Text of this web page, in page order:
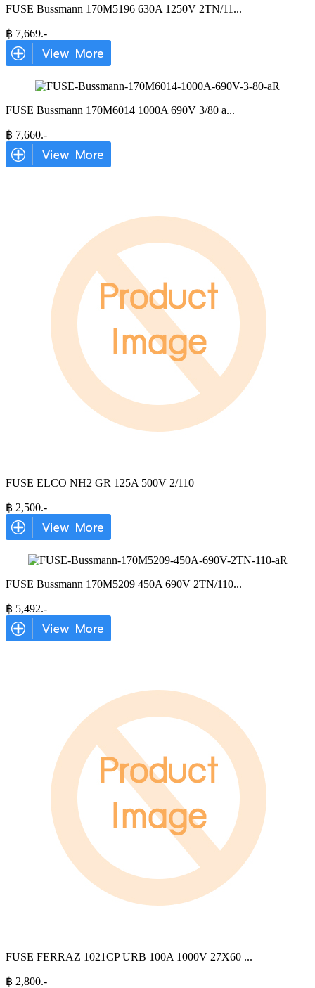
FUSE Bussmann 170M5196 630A 1250V 2TN/11 ...
฿ 7,669.-
FUSE Bussmann 170M6014 1000A 690V 3/80 a...
฿ 7,660.-
FUSE ELCO NH2 GR 125A 500V 2/110
฿ 2,500.-
FUSE Bussmann 170M5209 450A 690V 2TN/110...
฿ 5,492.-
FUSE FERRAZ 1021CP URB 100A 1000V 27X60 ...
฿ 2,800.-